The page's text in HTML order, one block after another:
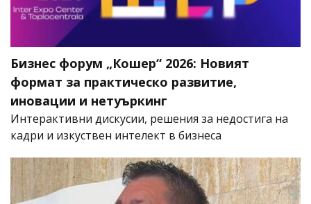
Бизнес форум „Кошер“ 2026: Новият
формат за практическо развитие,
иновации и нетуъркинг
Интерактивни дискусии, решения за недостига на
кадри и изкуствен интелект в бизнеса